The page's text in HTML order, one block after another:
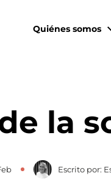
Quiénes somos
la
Escrito por: